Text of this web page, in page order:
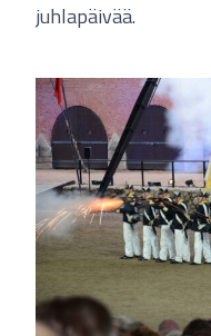
juhlapäivää.